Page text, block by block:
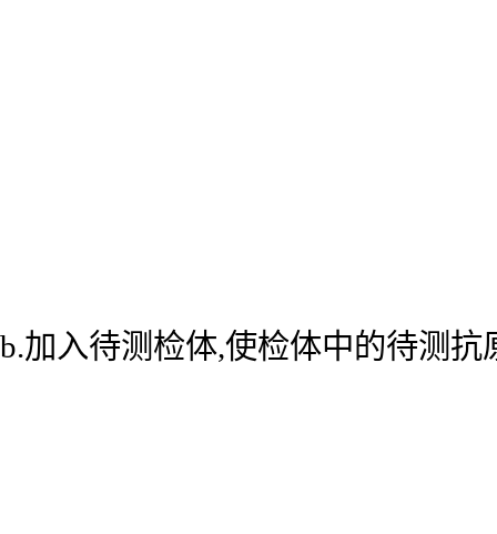
b.加入待测检体,使检体中的待测